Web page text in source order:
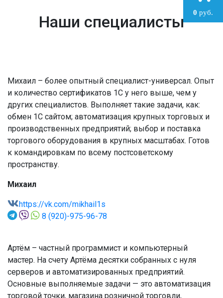
Наши специалисты
Михаил – более опытный специалист-универсал. Опыт
и количество сертификатов 1С у него выше, чем у
других специалистов. Выполняет такие задачи, как:
обмен 1С сайтом; автоматизация крупных торговых и
производственных предприятий; выбор и поставка
торгового оборудования в крупных масштабах. Готов
к командировкам по всему постсоветскому
пространству.
Михаил
https://vk.com/mikhail1s
8 (920)-975-96-78
Артём – частный программист и компьютерный
мастер. На счету Артёма десятки собранных с нуля
серверов и автоматизированных предприятий.
Основные выполняемые задачи — это автоматизация
торговой точки, магазина розничной торговли,
0 руб.